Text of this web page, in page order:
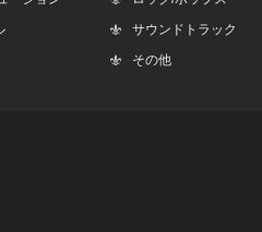
サウンドトラック
その他